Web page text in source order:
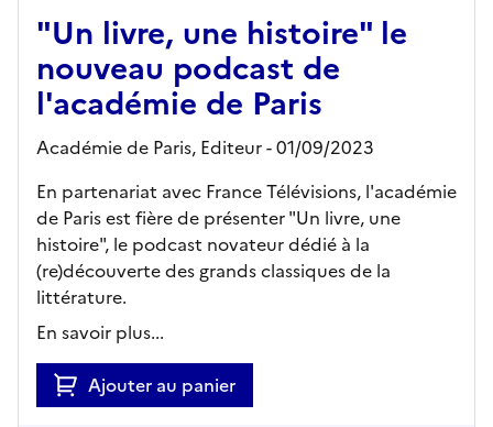
"Un livre, une histoire" le
nouveau podcast de
l'académie de Paris
Académie de Paris, Editeur- 01/09/2023
En partenariat avec France Télévisions, l'académie
de Paris est fière de présenter "Un livre, une
histoire", le podcast novateur dédié à la
(re)découverte des grands classiques de la
littérature.
En savoir plus...
Ajouter au panier